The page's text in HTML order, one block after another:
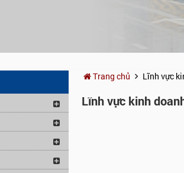
Trang chủ Lĩnh vực
Lĩnh vực kinh